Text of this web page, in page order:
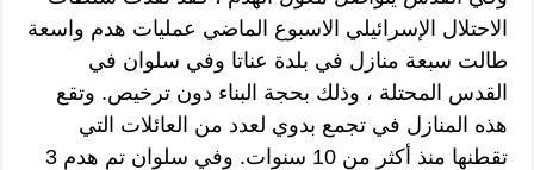
الاحتلال الإسرائيلي الاسبوع الماضي عمليات هدم واسعة
طالت سبعة منازل في بلدة عناتا وفي سلوان في
القدس المحتلة ، وذلك بحجة البناء دون ترخيص. وتقع
هذه المنازل في تجمع بدوي لعدد من العائلات التي
تقطنها منذ أكثر من 10 سنوات. وفي سلوان تم هدم 3